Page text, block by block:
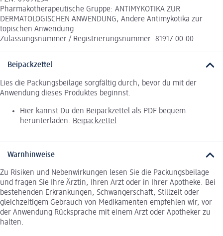
Pharmakotherapeutische Gruppe: ANTIMYKOTIKA ZUR
DERMATOLOGISCHEN ANWENDUNG, Andere Antimykotika zur
topischen Anwendung
Zulassungsnummer / Registrierungsnummer: 81917.00.00
Beipackzettel
Lies die Packungsbeilage sorgfältig durch, bevor du mit der
Anwendung dieses Produktes beginnst.
Hier kannst Du den Beipackzettel als PDF bequem
herunterladen: Beipackzettel
Warnhinweise
Zu Risiken und Nebenwirkungen lesen Sie die Packungsbeilage
und fragen Sie Ihre Ärztin, Ihren Arzt oder in Ihrer Apotheke. Bei
bestehenden Erkrankungen, Schwangerschaft, Stillzeit oder
gleichzeitigem Gebrauch von Medikamenten empfehlen wir, vor
der Anwendung Rücksprache mit einem Arzt oder Apotheker zu
halten.